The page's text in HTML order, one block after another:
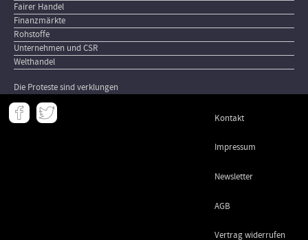
Fairer Handel
Finanzmärkte
Rohstoffe
Unternehmen und CSR
Welthandel
Die Proteste sind verklungen
Meta
- Kontakt
Impressum
Newsletter
AGB
Vertrag widerrufen